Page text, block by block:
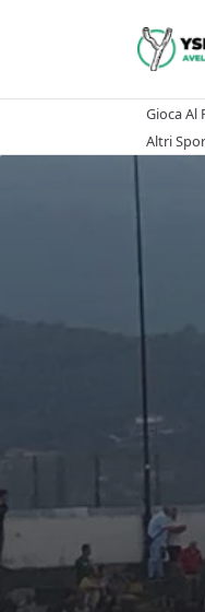
Gioca Al
Altri